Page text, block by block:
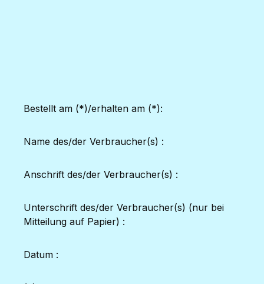
Bestellt am (*)/erhalten am (*):
Name des/der Verbraucher(s) :
Anschrift des/der Verbraucher(s) :
Unterschrift des/der Verbraucher(s) (nur bei
Mitteilung auf Papier) :
Datum :